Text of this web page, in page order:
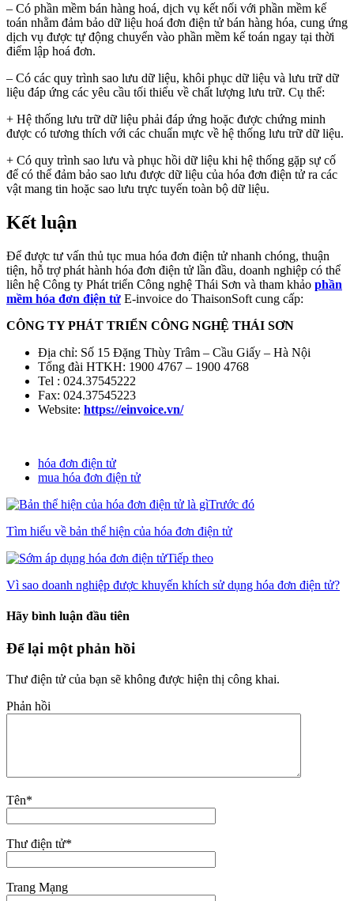
– Có phần mềm bán hàng hoá, dịch vụ kết nối với phần mềm kế
toán nhằm đảm bảo dữ liệu hoá đơn điện tử bán hàng hóa, cung ứng
dịch vụ được tự động chuyển vào phần mềm kế toán ngay tại thời
điểm lập hoá đơn.
– Có các quy trình sao lưu dữ liệu, khôi phục dữ liệu và lưu trữ dữ
liệu đáp ứng các yêu cầu tối thiểu về chất lượng lưu trữ. Cụ thể:
+ Hệ thống lưu trữ dữ liệu phải đáp ứng hoặc được chứng minh
được có tương thích với các chuẩn mực về hệ thống lưu trữ dữ liệu.
+ Có quy trình sao lưu và phục hồi dữ liệu khi hệ thống gặp sự cố
để có thể đảm bảo sao lưu được dữ liệu của hóa đơn điện tử ra các
vật mang tin hoặc sao lưu trực tuyến toàn bộ dữ liệu.
Kết luận
Để được tư vấn thủ tục mua hóa đơn điện tử nhanh chóng, thuận
tiện, hỗ trợ phát hành hóa đơn điện tử lần đầu, doanh nghiệp có thể
liên hệ Công ty Phát triển Công nghệ Thái Sơn và tham khảo phần
mềm hóa đơn điện tử E-invoice do ThaisonSoft cung cấp:
CÔNG TY PHÁT TRIỂN CÔNG NGHỆ THÁI SƠN
Địa chỉ: Số 15 Đặng Thùy Trâm – Cầu Giấy – Hà Nội
Tổng đài HTKH: 1900 4767 – 1900 4768
Tel : 024.37545222
Fax: 024.37545223
Website: https://einvoice.vn/
hóa đơn điện tử
mua hóa đơn điện tử
Trước đó
Tìm hiểu về bản thể hiện của hóa đơn điện tử
Tiếp theo
Vì sao doanh nghiệp được khuyến khích sử dụng hóa đơn điện tử?
Hãy bình luận đầu tiên
Để lại một phản hồi
Thư điện tử của bạn sẽ không được hiện thị công khai.
Phản hồi
Tên*
Thư điện tử*
Trang Mạng